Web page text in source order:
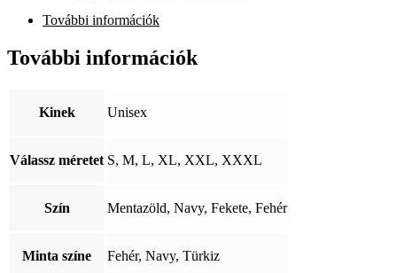
címerrel
További információk
További információk
Kinek Unisex
Válassz méretet S, M, L, XL, XXL, XXXL
Szín Mentazöld, Navy, Fekete, Fehér
Minta színe Fehér, Navy, Türkiz